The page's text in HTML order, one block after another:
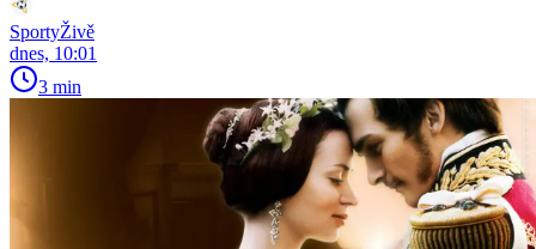
SportyŽivě
dnes, 10:01
3 min